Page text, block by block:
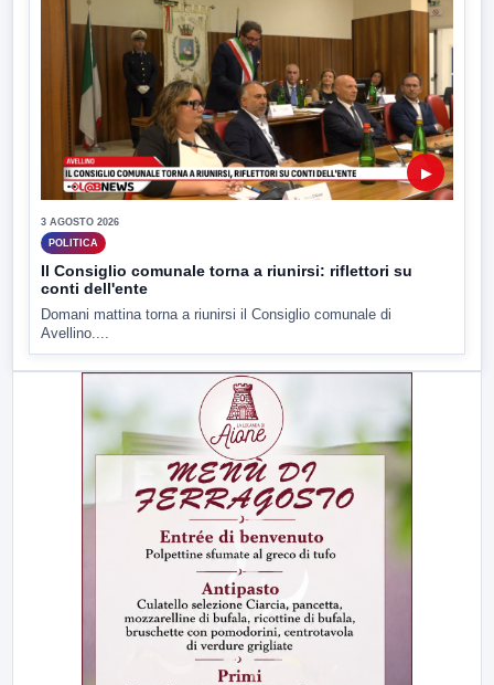
▶
3 AGOSTO 2026
POLITICA
Il Consiglio comunale torna a riunirsi: riflettori su
conti dell'ente
Domani mattina torna a riunirsi il Consiglio comunale di
Avellino....